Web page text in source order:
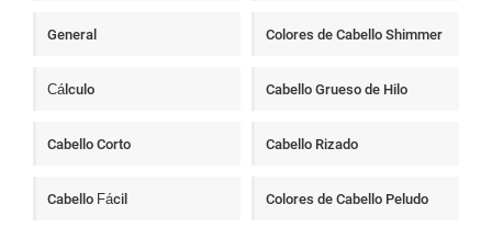
General Colores de Cabello Shimmer
Cálculo Cabello Grueso de Hilo
Cabello Corto Cabello Rizado
Cabello Fácil Colores de Cabello Peludo